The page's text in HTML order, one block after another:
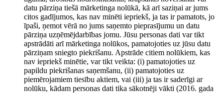
datu pārziņa tiešā mārketinga nolūkā, kā arī saziņai ar jums
citos gadījumos, kas nav minēti iepriekš, ja tas ir pamatots, jo
īpaši, ņemot vērā no jums saņemto pieprasījumu un datu
pārziņa uzņēmējdarbības jomu. Jūsu personas dati var tikt
apstrādāti arī mārketinga nolūkos, pamatojoties uz jūsu datu
pārziņam sniegto piekrišanu. Apstrāde citiem nolūkiem, kas
nav iepriekš minētie, var tikt veikta: (i) pamatojoties uz
papildu piekrišanas saņemšanu, (ii) pamatojoties uz
piemērojamiem tiesību aktiem, vai (iii) ja tas ir saderīgi ar
nolūku, kādam personas dati tika sākotnēji vākti (2016. gada